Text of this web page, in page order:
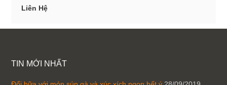
Liên Hệ
TIN MỚI NHẤT